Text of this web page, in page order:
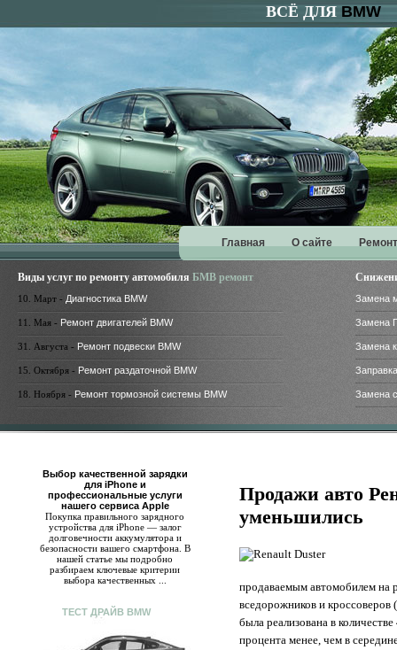
ВСЁ ДЛЯ BMW
Главная О сайте
Виды услуг по ремонту автомобиля БМВ ремонт
10. Март - Диагностика BMW
11. Мая - Ремонт двигателей BMW
31. Августа - Ремонт подвески BMW
15. Октября - Ремонт раздаточной BMW
18. Ноября - Ремонт тормозной системы BMW
Замена
Замена
Замена
Замена
Выбор качественной зарядки
для iPhone и
профессиональные услуги
нашего сервиса Apple
Покупка правильного зарядного
устройства для iPhone — залог
долговечности аккумулятора и
безопасности вашего смартфона. В
нашей статье мы подробно
разбираем ключевые критерии
выбора качественных ...
ТЕСТ ДРАЙВ BMW
Продажи авто
уменьшились
продаваемым автомобилем на
вседорожников и кроссоверов
была реализована в
процента менее, чем в